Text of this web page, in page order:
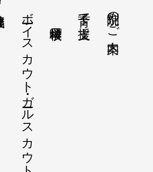
別院のご案内
子育て支援
ボーイスカウト・ガールスカウト